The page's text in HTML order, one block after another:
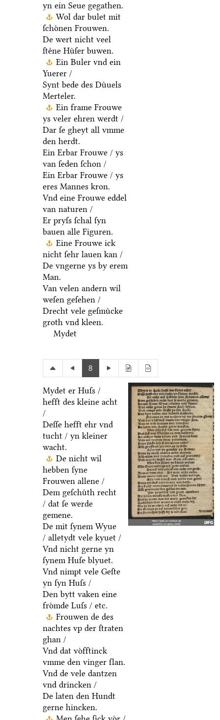
yn ein Seue gegathen.
Wol dar bulet mit
ſchoͤnen Frouwen.
De wert nicht veel
ſteͤne Huͤſer buwen.
Ein Buler vnd ein
Yuerer /
Synt bede des Duͤuels
Merteler.
Ein frame Frouwe
ys veler ehren werdt /
Dar ſe gheyt all vmme
den herdt.
Ein Erbar Frouwe / ys
van ſeden ſchon /
Ein Erbar Frouwe / ys
eres Mannes kron.
Vnd eine Frouwe eddel
van naturen /
Er pryſs ſchal ſyn
bauen alle Figuren.
Eine Frouwe ick
nicht ſehr lauen kan /
De vngerne ys by erem
Man.
Van velen andern wil
weſen geſehen /
Drecht vele geſmuͤcke
groth vnd kleen.
Mydet
8
Mydet er Huſs /
hefft des kleine acht
/
Deſſe hefft ehr vnd
tucht / yn kleiner
wacht.
De nicht wil
hebben ſyne
Frouwen allene /
Dem geſchuͤth recht
/ dat ſe werde
gemene.
De mit ſynem Wyue
/ alletydt vele kyuet /
Vnd nicht gerne yn
ſynem Huſe blyuet.
Vnd nimpt vele Geſte
yn ſyn Huſs /
Den bytt vaken eine
froͤmde Luſs / etc.
Frouwen de des
nachtes vp der ſtraten
ghan /
Vnd dat voͤfftinck
vmme den vinger ſlan.
Vnd de vele dantzen
vnd drincken /
De laten den Hundt
gerne hincken.